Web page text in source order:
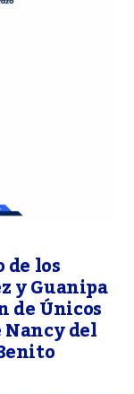
los
y Guanipa
de Únicos
del